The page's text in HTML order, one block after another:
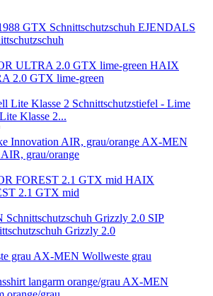
EJENDALS
HAIX
2.0 GTX lime-green
Klasse 2...
AX-MEN
grau/orange
HAIX
2.1 GTX mid
SIP
Grizzly 2.0
AX-MEN Wollweste grau
AX-MEN